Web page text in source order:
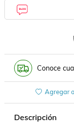
Conoce
Agregar
Descripción